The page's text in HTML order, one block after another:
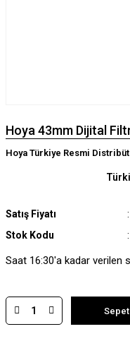
Hoya 43mm Dijital
Hoya Türkiye Resmi
Satış Fiyatı
Stok Kodu
Saat 16:30'a kadar verilen